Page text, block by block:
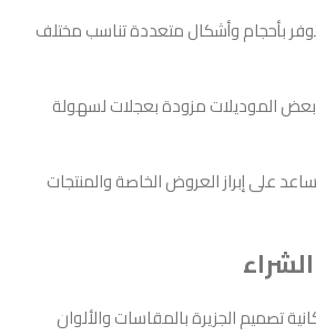
بأحجام وأشكال متعددة تناسب مختلف
بعض الموديلات مزودة بعجلات لسهولة
على إبراز العروض الخاصة والمنتجات
تصميم الجزيرة بالمقاسات والألوان